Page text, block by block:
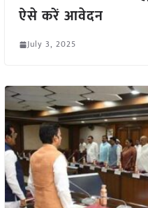
ऐसे करें आवेदन
July 3, 2025